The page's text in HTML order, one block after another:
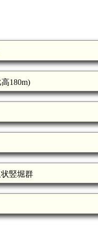
180m)
竪堀群